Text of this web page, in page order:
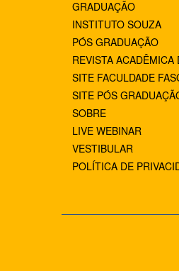
GRADUAÇÃO
INSTITUTO SOUZA
PÓS GRADUAÇÃO
REVISTA ACADÊMICA
SITE FACULDADE
SITE PÓS
SOBRE
LIVE WEBINAR
VESTIBULAR
POLÍTICA DE